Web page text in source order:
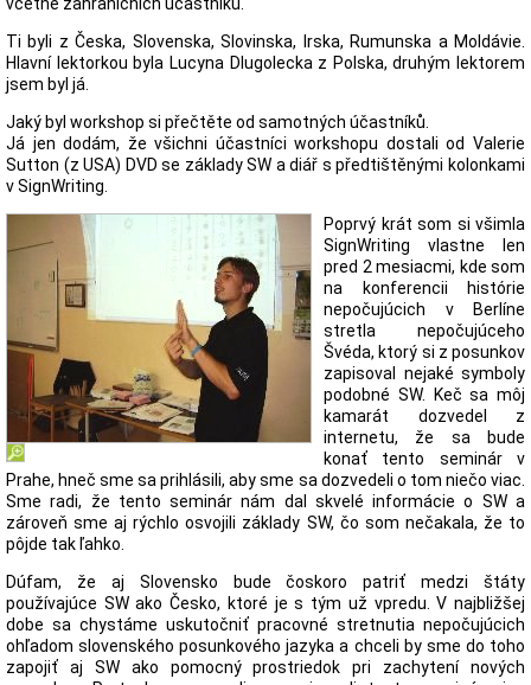
Ti byli z Česka, Slovenska, Slovinska, Irska, Rumunska a Moldávie.
Hlavní lektorkou byla Lucyna Dlugolecka z Polska, druhým lektorem
jsem byl já.
Jaký byl workshop si přečtěte od samotných účastníků.
Já jen dodám, že všichni účastníci workshopu dostali od Valerie
Sutton (z USA) DVD se základy SW a diář s předtištěnými kolonkami
v SignWriting.
Poprvý krát som si všimla
SignWriting vlastne len
pred 2 mesiacmi, kde som
na konferencii histórie
nepočujúcich v Berlíne
stretla nepočujúceho
Švéda, ktorý si z posunkov
zapisoval nejaké symboly
podobné SW. Keč sa môj
kamarát dozvedel z
internetu, že sa bude
konať tento seminár v
Prahe, hneč sme sa prihlásili, aby sme sa dozvedeli o tom niečo viac.
Sme radi, že tento seminár nám dal skvelé informácie o SW a
zároveň sme aj rýchlo osvojili základy SW, čo som nečakala, že to
pôjde tak ľahko.
Dúfam, že aj Slovensko bude čoskoro patriť medzi štáty
používajúce SW ako Česko, ktoré je s tým už vpredu. V najbližšej
dobe sa chystáme uskutočniť pracovné stretnutia nepočujúcich
ohľadom slovenského posunkového jazyka a chceli by sme do toho
zapojiť aj SW ako pomocný prostriedok pri zachytení nových